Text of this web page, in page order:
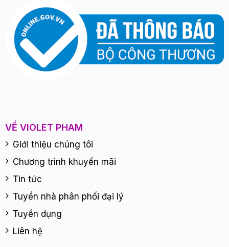
VỀ VIOLET PHAM
Giới thiệu chúng tôi
Chương trình khuyến mãi
Tin tức
Tuyển nhà phân phối đại lý
Tuyển dụng
Liên hệ